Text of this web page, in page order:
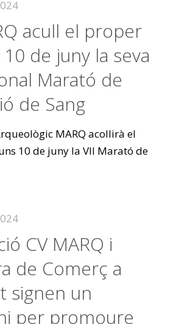
acull el proper
de juny la seva
Marató de
de Sang
MARQ acollirà el
10 de juny la VII Marató de
CV MARQ i
de Comerç a
signen un
per promoure